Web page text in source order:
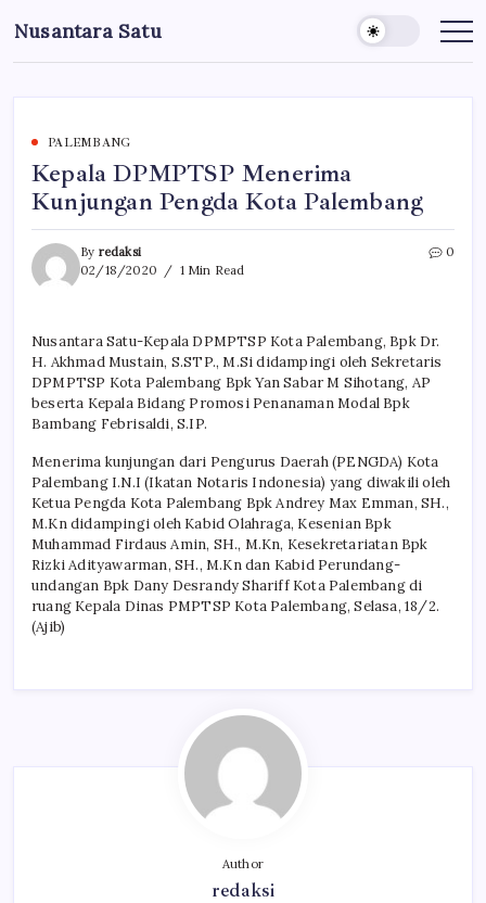
to
content
Nusantara Satu
Berita
Nusantara
PALEMBANG
Kepala DPMPTSP Menerima
Kunjungan Pengda Kota Palembang
By redaksi
02/18/2020
1 Min Read
0
Nusantara Satu-Kepala DPMPTSP Kota Palembang, Bpk Dr.
H. Akhmad Mustain, S.STP., M.Si didampingi oleh Sekretaris
DPMPTSP Kota Palembang Bpk Yan Sabar M Sihotang, AP
beserta Kepala Bidang Promosi Penanaman Modal Bpk
Bambang Febrisaldi, S.IP.
Menerima kunjungan dari Pengurus Daerah (PENGDA) Kota
Palembang I.N.I (Ikatan Notaris Indonesia) yang diwakili oleh
Ketua Pengda Kota Palembang Bpk Andrey Max Emman, SH.,
M.Kn didampingi oleh Kabid Olahraga, Kesenian Bpk
Muhammad Firdaus Amin, SH., M.Kn, Kesekretariatan Bpk
Rizki Adityawarman, SH., M.Kn dan Kabid Perundang-
undangan Bpk Dany Desrandy Shariff Kota Palembang di
ruang Kepala Dinas PMPTSP Kota Palembang, Selasa, 18/2.
(Ajib)
Author
redaksi